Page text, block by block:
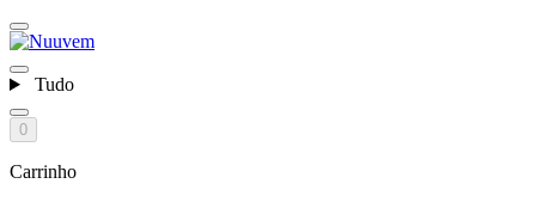
Tudo
0
Carrinho